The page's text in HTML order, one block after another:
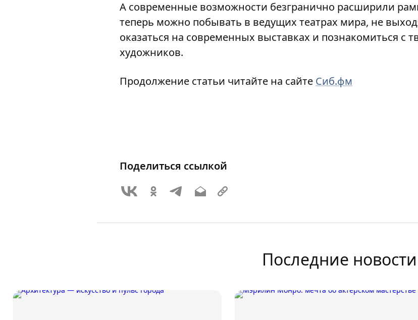
А современные возможности безгранично расширили
теперь можно побывать в ведущих театрах мира, не
оказаться на современных выставках и познакомиться с
художников.
Продолжение статьи читайте на сайте Сиб.фм
Поделиться ссылкой
Последние новости